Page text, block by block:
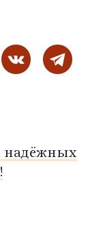
надёжных